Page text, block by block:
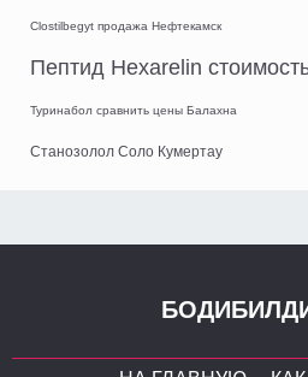
Clostilbegyt продажа Нефтекамск
Пептид Hexarelin
Туринабол сравнить цены Балахна
Станозолол Соло Кумертау